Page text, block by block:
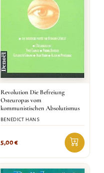
Revolution Die Befreiung
Osteuropas vom
kommunistischen Absolutismus
BENEDICT HANS
5,00€